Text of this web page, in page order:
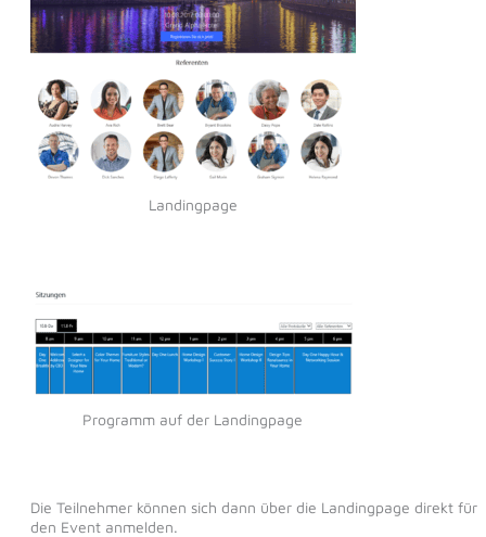
Landingpage
Programm auf der Landingpage
Die Teilnehmer können sich dann über die Landingpage direkt für
den Event anmelden.